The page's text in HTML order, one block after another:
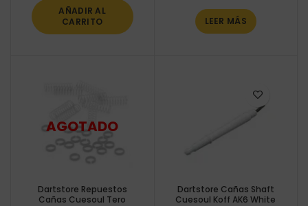
AÑADIR AL
CARRITO
LEER MÁS
Dartstore Repuestos
Cañas Cuesoul Tero
Dartstore Cañas Shaft
Cuesoul Koff AK6 White